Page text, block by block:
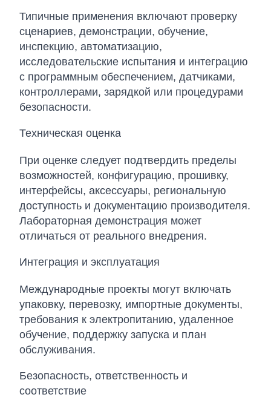
Типичные применения включают проверку
сценариев, демонстрации, обучение,
инспекцию, автоматизацию,
исследовательские испытания и интеграцию
с программным обеспечением, датчиками,
контроллерами, зарядкой или процедурами
безопасности.
Техническая оценка
При оценке следует подтвердить пределы
возможностей, конфигурацию, прошивку,
интерфейсы, аксессуары, региональную
доступность и документацию производителя.
Лабораторная демонстрация может
отличаться от реального внедрения.
Интеграция и эксплуатация
Международные проекты могут включать
упаковку, перевозку, импортные документы,
требования к электропитанию, удаленное
обучение, поддержку запуска и план
обслуживания.
Безопасность, ответственность и
соответствие